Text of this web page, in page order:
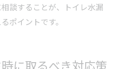
談することが、トイレ水漏
ポイントです。